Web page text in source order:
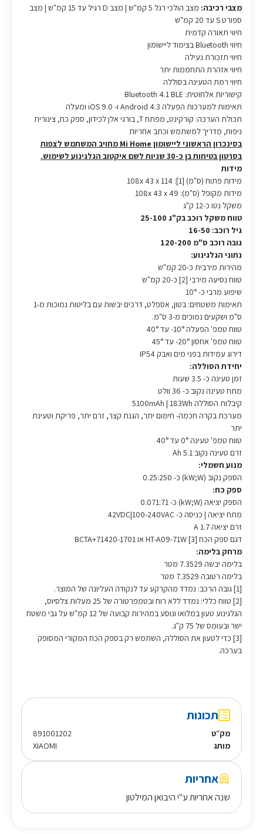
מצבי רכיבה:
מצב הולכי רגל 5 קמ"ש | מצב D רגיל עד 15 קמ"ש | מצב
ספורט S עד 20 קמ"ש
חיווי תאורה קדמית
חיווי Bluetooth בצימוד ליישומון
חיווי תזכורת נעילה
חיווי אזהרת התחממות יתר
חיווי רמת הטעינה בסוללה
קישוריות אלחוטית: Bluetooth 4.1 BLE
תאימות למערכות הפעלה Android 4.3 ו- iOS 9.0 ומעלה
תכולת הערכה: קורקינט, מפתח T, בורגי אלן לכידון, ספק כח, צינורית
ניפוח, מדריך למשתמש וכתב אחריות
בסינכרון הראשוני ליישומון Mi Home מחויב המשתמש לצפות
בסרטון בטיחות בן כ-30 שניות לשם איקטוב הגלגינוע לשימוש.
מידות
מידות פתוח (ס"מ) [1]: 108x 43 x 114
מידות מקופל (ס"מ): 108x 43 x 49
משקל נטו כ-12 ק"ג
טווח משקל רוכב בק"ג 25-100
גיל רוכב: 16-50
גובה רוכב ס"מ 120-200
נתוני הגלגינוע:
מהירות מירבית כ-20 קמ"ש
טווח נסיעה מירבי [2] כ-20 קמ"ש
שיפוע מרבי כ- 10°
תאימות משטחים: בטון, אספלט, דרכים יבשות עם בליטות נמוכות מ-1
ס"מ ושקעים נמוכים מ-3 ס"מ.
טווח טמפ' הפעלה 10°- עד 40°
טווח טמפ' אחסון 20°- עד 45°
דירוג עמידות בפני מים ואבק IP54
יחידת הסוללה:
זמן טעינה כ- 3.5 שעות
מתח טעינה נקוב כ- 36 וולט
קיבלות הסוללה 5100mAh | 183Wh
מערכת בקרה חכמה- חימום יתר, הגנת קצר, זרם יתר, פריקת וטעינת
יתר
טווח טמפ' טעינה 0° עד 40°
זרם טעינה נקוב 5.1 Ah
מנוע חשמלי:
הספק נקוב (kW;W) כ- 0.25:250
ספק כח:
הספק יציאה (kW;W) כ- 0.071:71
מתח יציאה | כניסה כ- 42VDC|100-240VAC
זרם יציאה 1.7 A
דגם ספק הכח [3] HT-A09-71W או BCTA+71420-1701
מרחק בלימה:
בלימה יבשה 7.3529 מטר
בלימה רטובה 7.3529 מטר
[1] גובה הרכב: נמדד מהקרקע עד לנקודה העליונה של המוצר.
[2] טווח כללי: נמדד ללא רוח ובטמפרטורה של 25 מעלות צלסיוס,
הגלגינוע טעון במלואו ונוסע במהירות קבועה של 12 קמ"ש על גבי משטח
ישר ובעומס של 75 ק"ג.
[3] כדי לטעון את הסוללה, השתמש רק בספק הכח המקורי המסופק
בערכה.
תכונות
מק״ט
891001202
מותג
XIAOMI
אחריות
שנה אחריות ע"י היבואן המילטון